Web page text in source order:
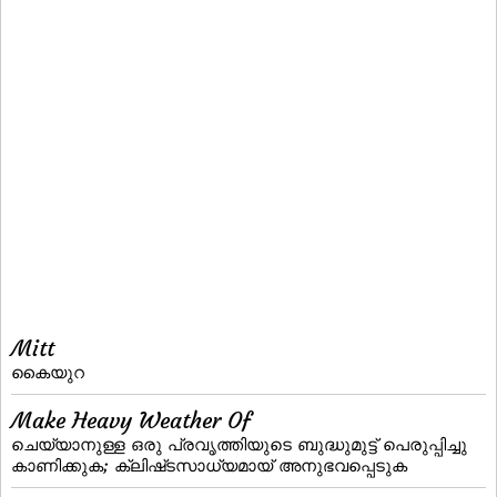
Mitt
കൈയുറ
Make Heavy Weather Of
ചെയ്യാനുള്ള ഒരു പ്രവൃത്തിയുടെ ബുദ്ധുമുട്ട് പെരുപ്പിച്ചു
കാണിക്കുക; ക്ലിഷ്‌ടസാധ്യമായ് അനുഭവപ്പെടുക